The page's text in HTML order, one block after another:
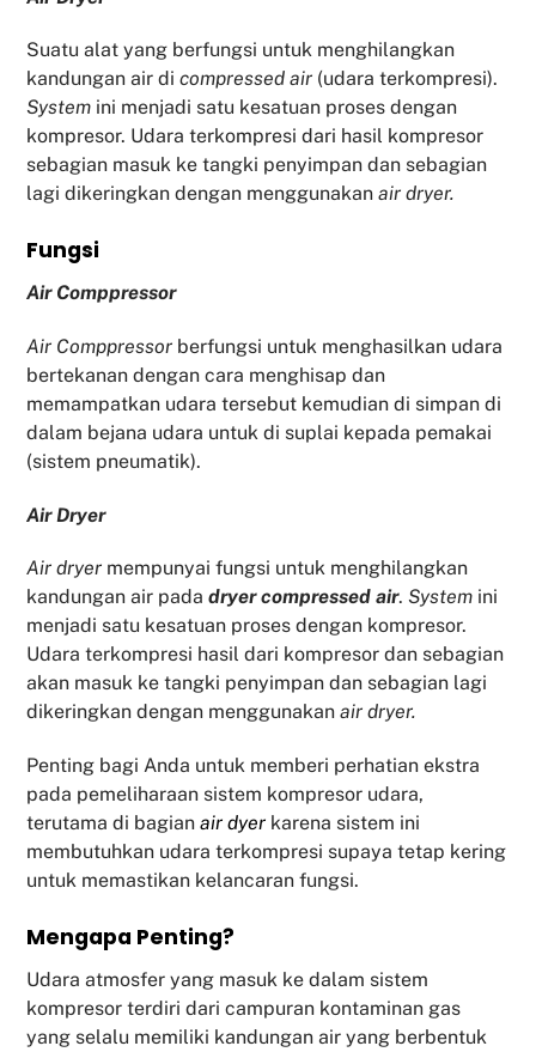
Suatu alat yang berfungsi untuk menghilangkan
kandungan air dicompressed air (udara terkompresi).
System ini menjadi satu kesatuan proses dengan
kompresor. Udara terkompresi dari hasil kompresor
sebagian masuk ke tangki penyimpan dan sebagian
lagi dikeringkan dengan menggunakan air dryer.
Fungsi
Air Comppressor
Air Comppressor berfungsi untuk menghasilkan udara
bertekanan dengan cara menghisap dan
memampatkan udara tersebut kemudian di simpan di
dalam bejana udara untuk di suplai kepada pemakai
(sistem pneumatik).
Air Dryer
Air dryer mempunyai fungsi untuk menghilangkan
kandungan air padadryer compressed air.System ini
menjadi satu kesatuan proses dengan kompresor.
Udara terkompresi hasil dari kompresor dan sebagian
akan masuk ke tangki penyimpan dan sebagian lagi
dikeringkan dengan menggunakanair dryer.
Penting bagi Anda untuk memberi perhatian ekstra
pada pemeliharaan sistem kompresor udara,
terutama di bagianair dyer karena sistem ini
membutuhkan udara terkompresi supaya tetap kering
untuk memastikan kelancaran fungsi.
Mengapa Penting?
Udara atmosfer yang masuk ke dalam sistem
kompresor terdiri dari campuran kontaminan gas
yang selalu memiliki kandungan air yang berbentuk